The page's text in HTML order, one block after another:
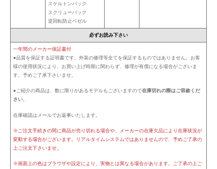
スケルトンバック
スクリューバック
逆回転防止ベゼル
必ずお読み下さい
一年間のメーカー保証書付
●品質を保証する証明書です。外装の修理等全てを保証するものではありません。お客
様の使用状況により、お買い上げ時期に関わらず、修理が有償になる場合がございま
す。予めご了承下さいませ。
●ご紹介の商品は、数に限りがあるモデルもございますので在庫切れの際はご容赦くだ
さい。
在庫確認はメールでお返事いたします。
※ご注文手続きの間に商品が売り切れる場合や、メーカーの在庫欠品により在庫状況が
変動する場合がございます。リアルタイムシステムではありませんので、予めご了承の
上ご注文下さいませ。
※画面上の色はブラウザや設定により、実物とは異なる場合があります。ご了承の上ご